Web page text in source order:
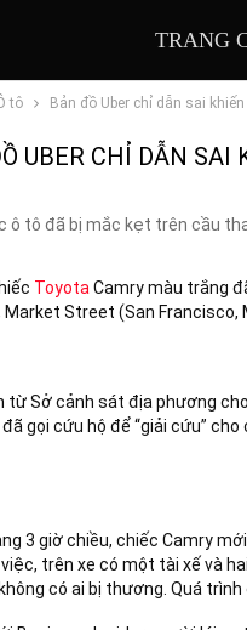
TRANG
tô Bản đồ Uber chỉ dẫn sai
UBER CHỈ DẪN SAI
ô tô đã bị mắc kẹt trên cầu
Toyota Camry màu trắng
Market Street (San Francisco,
từ Sở cảnh sát địa phương
gọi cứu hộ để “giải cứu”